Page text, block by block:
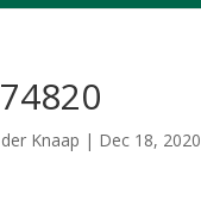
Knaap | Dec 18, 2020